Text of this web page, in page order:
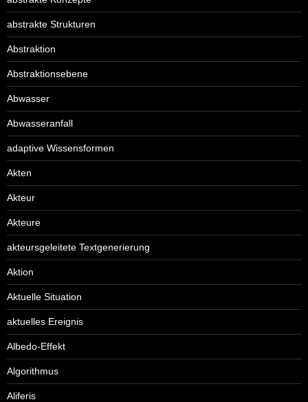
abstrakte Strukturen
Abstraktion
Abstraktionsebene
Abwasser
Abwasseranfall
adaptive Wissensformen
Akten
Akteur
Akteure
akteursgeleitete Textgenerierung
Aktion
Aktuelle Situation
aktuelles Ereignis
Albedo-Effekt
Algorithmus
Aliferis